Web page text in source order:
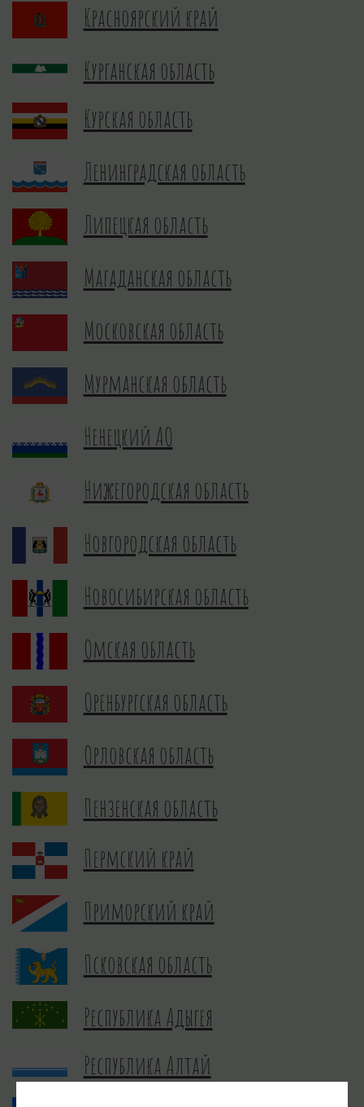
Красноярский край
Курганская область
Курская область
Ленинградская область
Липецкая область
Магаданская область
Московская область
Мурманская область
Ненецкий АО
Нижегородская область
Новгородская область
Новосибирская область
Омская область
Оренбургская область
Орловская область
Пензенская область
Пермский край
Приморский край
Псковская область
Республика Адыгея
Республика Алтай